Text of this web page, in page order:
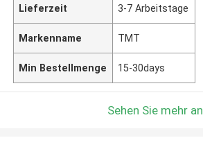
Lieferzeit 3-7 Arbeitstage
Markenname TMT
Min Bestellmenge 15-30days
Sehen Sie mehr an